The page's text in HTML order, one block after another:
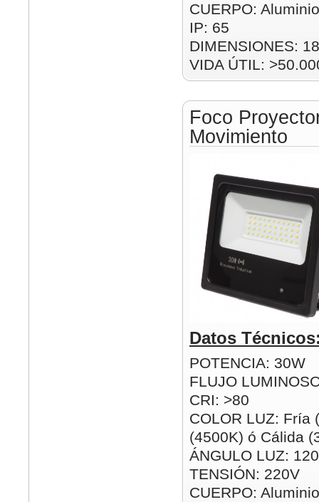
CUERPO: Aluminio
IP: 65
DIMENSIONES:
VIDA ÚTIL:
Foco
Movimiento
Datos
POTENCIA: 30W
FLUJO
CRI: >80
COLOR LUZ: Fría
(4500K) ó Cálida
ÁNGULO LUZ:
TENSIÓN: 220V
CUERPO: Aluminio